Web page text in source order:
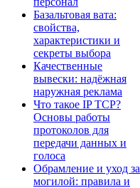
Базальтовая вата:
свойства,
характеристики и
секреты выбора
Качественные
вывески: надёжная
наружная реклама
Что такое IP TCP?
Основы работы
протоколов для
передачи данных и
голоса
Обрамление и уход за
могилой: правила и